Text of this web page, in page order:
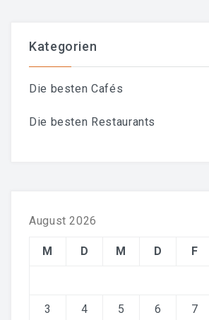
Kategorien
Die besten Cafés
Die besten Restaurants
August 2026
M D M D F
3 4 5 6 7